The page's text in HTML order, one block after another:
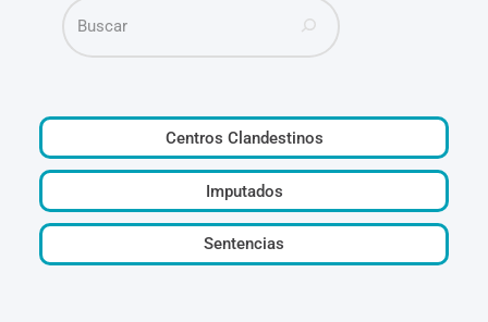
Centros Clandestinos
Imputados
Sentencias